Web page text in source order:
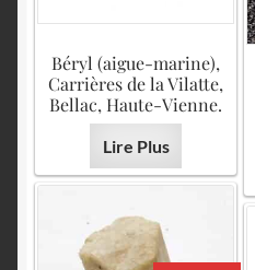
Béryl (aigue-marine),
Carrières de la Vilatte,
Bellac, Haute-Vienne.
Lire Plus